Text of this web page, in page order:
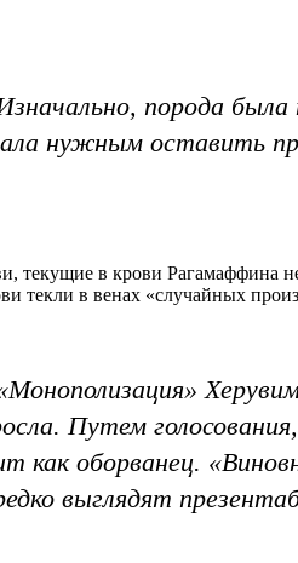
порода
нужным оставить
текущие в крови
текли в венах «случайных
Путем
как оборванец.
выглядят